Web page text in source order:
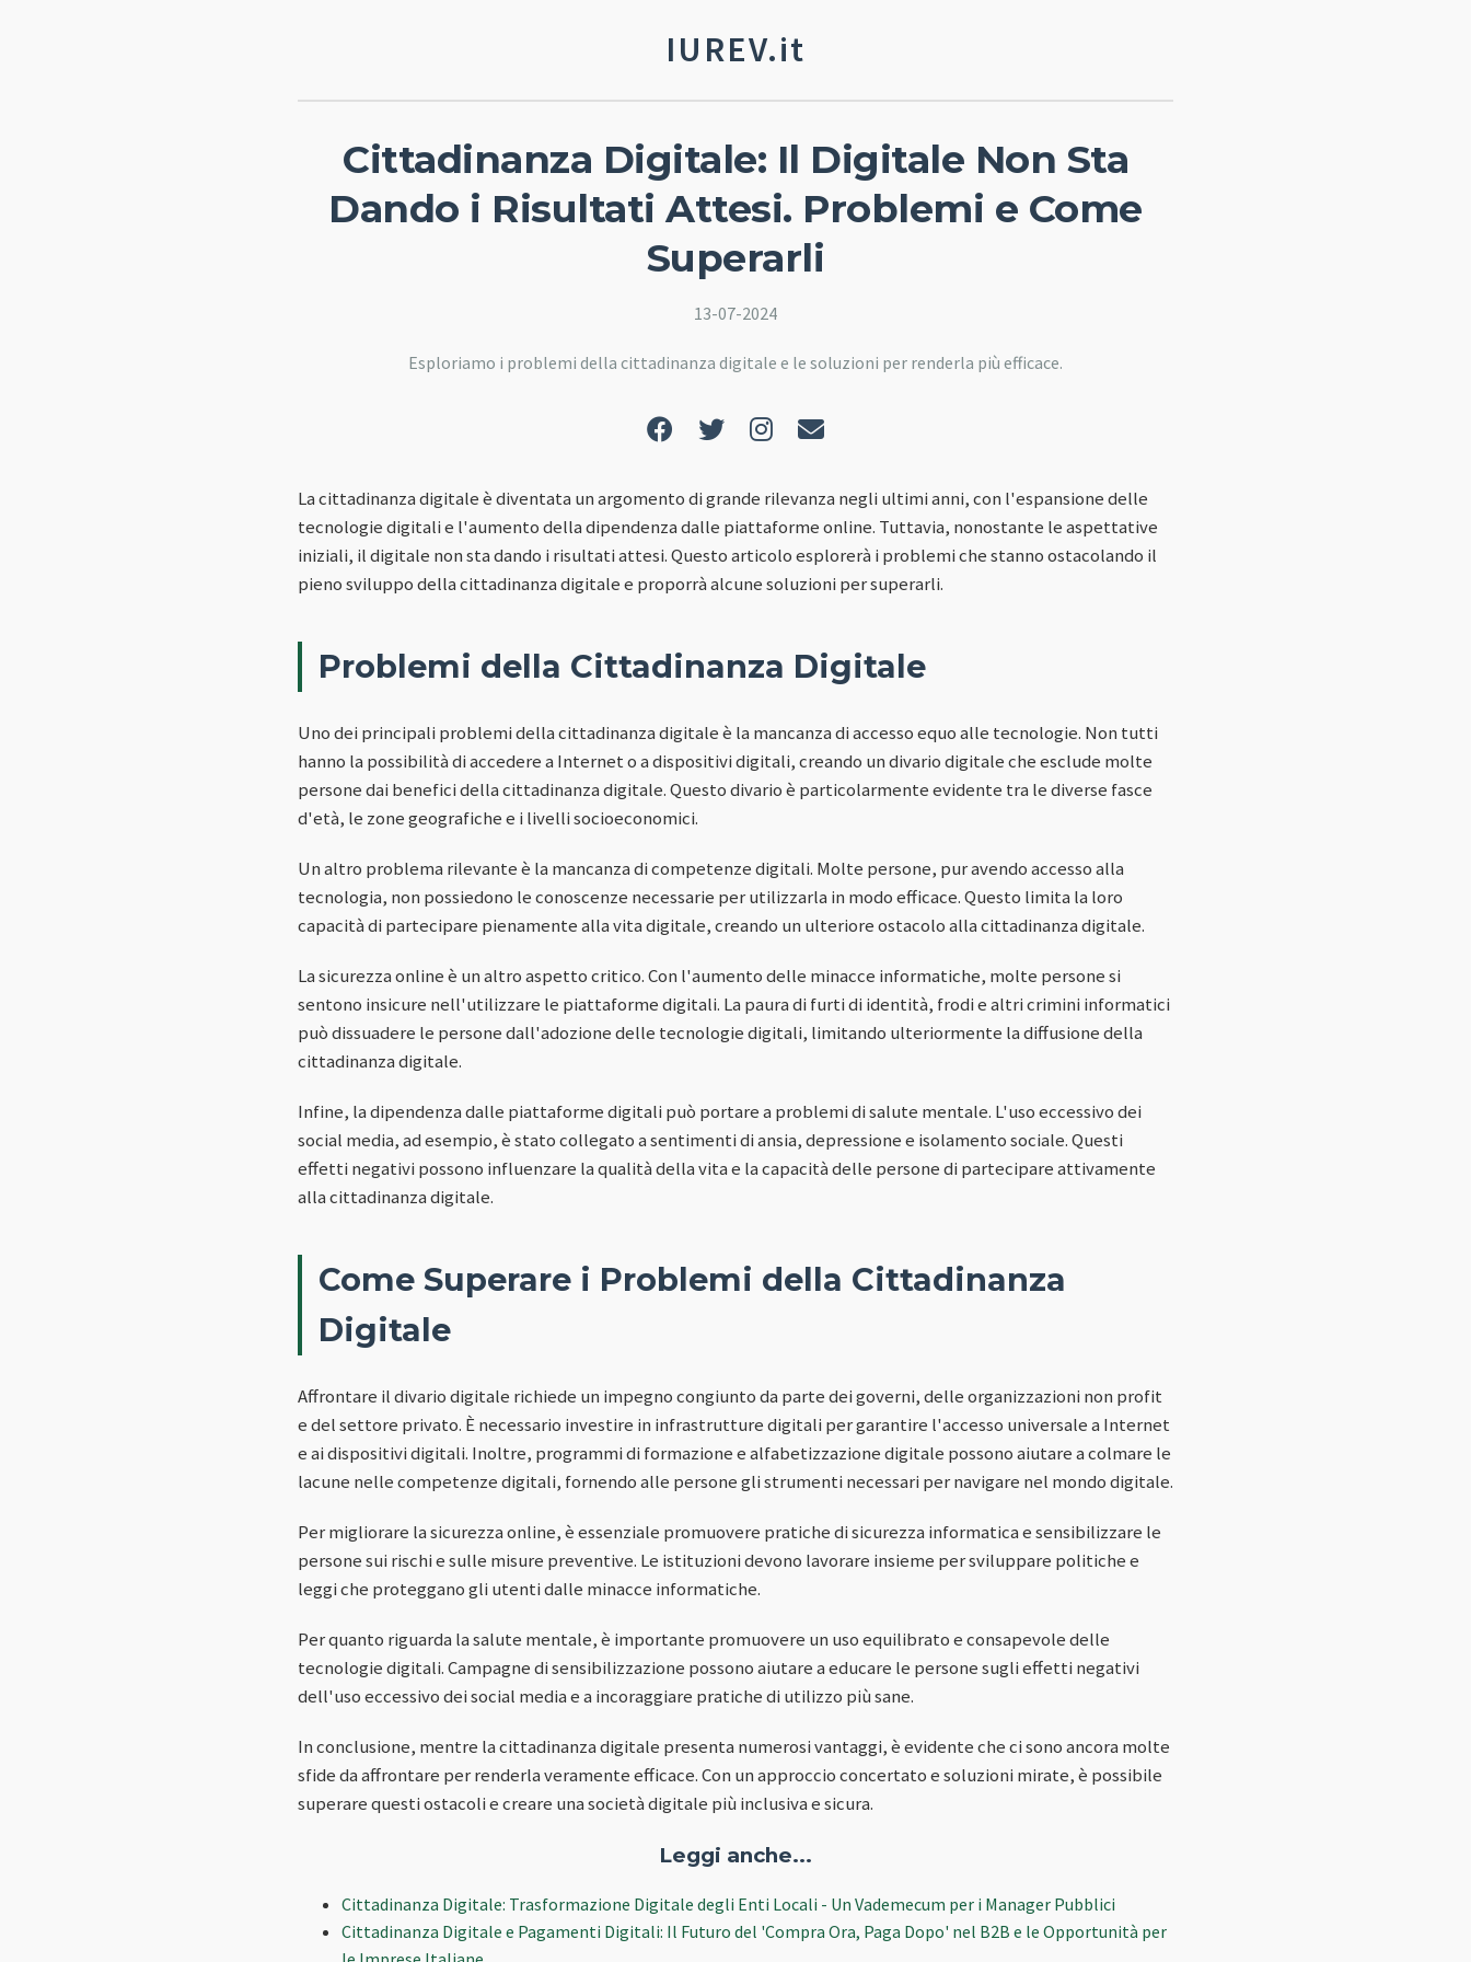
IUREV.it
Cittadinanza Digitale: Il Digitale Non Sta
Dando i Risultati Attesi. Problemi e Come
Superarli
13-07-2024
Esploriamo i problemi della cittadinanza digitale e le soluzioni per renderla più efficace.
La cittadinanza digitale è diventata un argomento di grande rilevanza negli ultimi anni, con l'espansione delle
tecnologie digitali e l'aumento della dipendenza dalle piattaforme online. Tuttavia, nonostante le aspettative
iniziali, il digitale non sta dando i risultati attesi. Questo articolo esplorerà i problemi che stanno ostacolando il
pieno sviluppo della cittadinanza digitale e proporrà alcune soluzioni per superarli.
Problemi della Cittadinanza Digitale
Uno dei principali problemi della cittadinanza digitale è la mancanza di accesso equo alle tecnologie. Non tutti
hanno la possibilità di accedere a Internet o a dispositivi digitali, creando un divario digitale che esclude molte
persone dai benefici della cittadinanza digitale. Questo divario è particolarmente evidente tra le diverse fasce
d'età, le zone geografiche e i livelli socioeconomici.
Un altro problema rilevante è la mancanza di competenze digitali. Molte persone, pur avendo accesso alla
tecnologia, non possiedono le conoscenze necessarie per utilizzarla in modo efficace. Questo limita la loro
capacità di partecipare pienamente alla vita digitale, creando un ulteriore ostacolo alla cittadinanza digitale.
La sicurezza online è un altro aspetto critico. Con l'aumento delle minacce informatiche, molte persone si
sentono insicure nell'utilizzare le piattaforme digitali. La paura di furti di identità, frodi e altri crimini informatici
può dissuadere le persone dall'adozione delle tecnologie digitali, limitando ulteriormente la diffusione della
cittadinanza digitale.
Infine, la dipendenza dalle piattaforme digitali può portare a problemi di salute mentale. L'uso eccessivo dei
social media, ad esempio, è stato collegato a sentimenti di ansia, depressione e isolamento sociale. Questi
effetti negativi possono influenzare la qualità della vita e la capacità delle persone di partecipare attivamente
alla cittadinanza digitale.
Come Superare i Problemi della Cittadinanza
Digitale
Affrontare il divario digitale richiede un impegno congiunto da parte dei governi, delle organizzazioni non profit
e del settore privato. È necessario investire in infrastrutture digitali per garantire l'accesso universale a Internet
e ai dispositivi digitali. Inoltre, programmi di formazione e alfabetizzazione digitale possono aiutare a colmare le
lacune nelle competenze digitali, fornendo alle persone gli strumenti necessari per navigare nel mondo digitale.
Per migliorare la sicurezza online, è essenziale promuovere pratiche di sicurezza informatica e sensibilizzare le
persone sui rischi e sulle misure preventive. Le istituzioni devono lavorare insieme per sviluppare politiche e
leggi che proteggano gli utenti dalle minacce informatiche.
Per quanto riguarda la salute mentale, è importante promuovere un uso equilibrato e consapevole delle
tecnologie digitali. Campagne di sensibilizzazione possono aiutare a educare le persone sugli effetti negativi
dell'uso eccessivo dei social media e a incoraggiare pratiche di utilizzo più sane.
In conclusione, mentre la cittadinanza digitale presenta numerosi vantaggi, è evidente che ci sono ancora molte
sfide da affrontare per renderla veramente efficace. Con un approccio concertato e soluzioni mirate, è possibile
superare questi ostacoli e creare una società digitale più inclusiva e sicura.
Leggi anche...
Cittadinanza Digitale: Trasformazione Digitale degli Enti Locali - Un Vademecum per i Manager Pubblici
Cittadinanza Digitale e Pagamenti Digitali: Il Futuro del 'Compra Ora, Paga Dopo' nel B2B e le Opportunità per